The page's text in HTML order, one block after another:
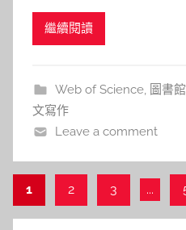
同學門，討論的問題與研
一個議題。對許多剛開始
繼續閱讀
Web of Science, 圖書
文寫作
Leave a comment
文
章
1 2 3 ...